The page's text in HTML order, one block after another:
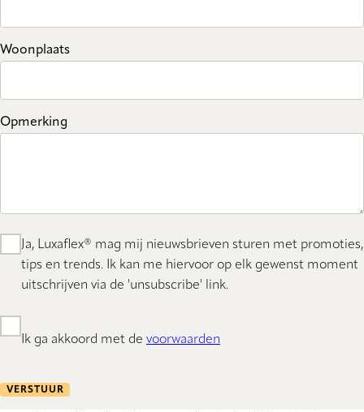
Woonplaats
Opmerking
Ja, Luxaflex® mag mij nieuwsbrieven sturen met promoties,
tips en trends. Ik kan me hiervoor op elk gewenst moment
uitschrijven via de 'unsubscribe' link.
Ik ga akkoord met de voorwaarden
VERSTUUR